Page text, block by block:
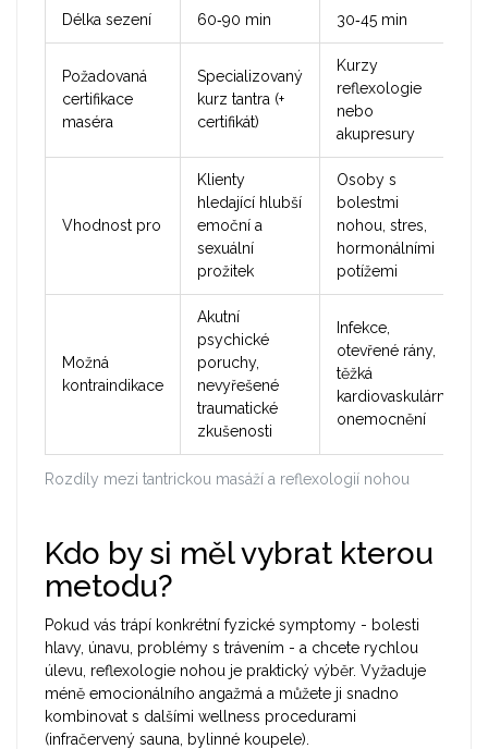
Rozdíly mezi tantrickou masáží a reflexologií nohou
Délka sezení 60‑90 min 30‑45 min
Požadovaná
certifikace
maséra
Specializovaný
kurz tantra (+
certifikát)
Kurzy
reflexologie
nebo
akupresury
Vhodnost pro
Klienty
hledající hlubší
emoční a
sexuální
prožitek
Osoby s
bolestmi
nohou, stres,
hormonálními
potížemi
Možná
kontraindikace
Akutní
psychické
poruchy,
nevyřešené
traumatické
zkušenosti
Infekce,
otevřené rány,
těžká
kardiovaskulární
onemocnění
Kdo by si měl vybrat kterou
metodu?
Pokud vás trápí konkrétní fyzické symptomy - bolesti
hlavy, únavu, problémy s trávením - a chcete rychlou
úlevu, reflexologie nohou je praktický výběr. Vyžaduje
méně emocionálního angažmá a můžete ji snadno
kombinovat s dalšími wellness procedurami
(infračervený sauna, bylinné koupele).